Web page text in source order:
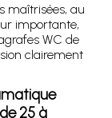
maîtrisées, au
importante,
WC de
clairement
25 à